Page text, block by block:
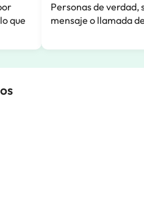
que
Personas de verdad,
mensaje o llamada